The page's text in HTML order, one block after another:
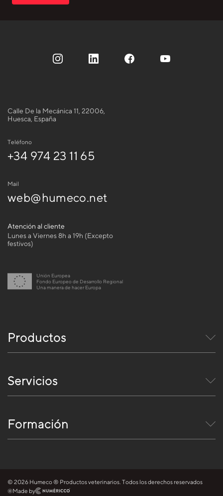
Calle De la Mecánica 11, 22006,
Huesca, España
Teléfono
+34 974 23 11 65
Mail
web@humeco.net
Atención al cliente
Lunes a Viernes 8h a 19h (Excepto
festivos)
Unión Europea
Fondo Europeo de Desarrollo Regional
Una manera de hacer Europa
Productos
Servicios
Formación
© 2026 Humeco ® Productos veterinarios. Todos los derechos reservados
Made by